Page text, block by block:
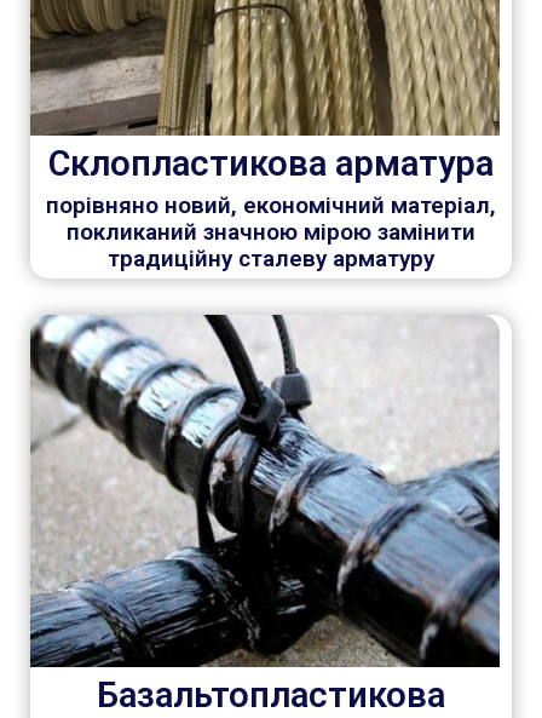
Склопластикова арматура
порівняно новий, економічний матеріал,
покликаний значною мірою замінити
традиційну сталеву арматуру
Базальтопластикова